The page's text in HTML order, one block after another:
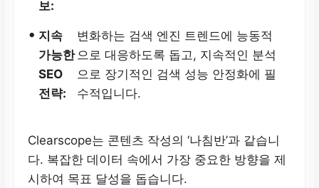
보:
• 지속
가능한
SEO
전략:
변화하는 검색 엔진 트렌드에 능동적
으로 대응하도록 돕고, 지속적인 분석
으로 장기적인 검색 성능 안정화에 필
수적입니다.
Clearscope는 콘텐츠 작성의 ‘나침반’과 같습니
다. 복잡한 데이터 속에서 가장 중요한 방향을 제
시하여 목표 달성을 돕습니다.